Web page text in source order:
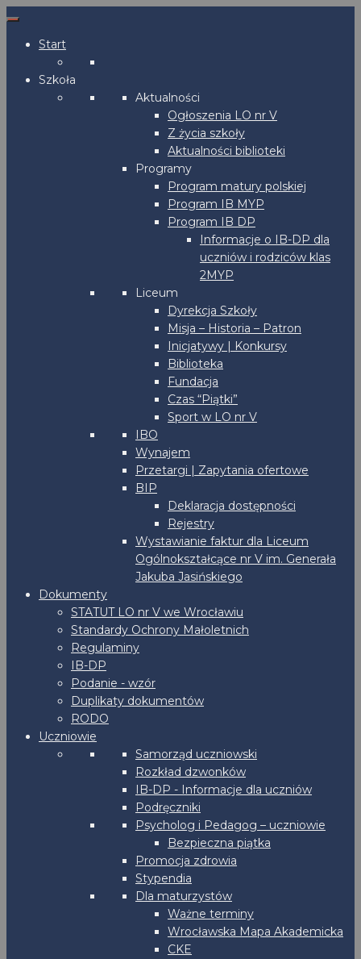
Start
Szkoła
Aktualności
Ogłoszenia LO nr V
Z życia szkoły
Aktualności biblioteki
Programy
Program matury polskiej
Program IB MYP
Program IB DP
Informacje o IB-DP dla
uczniów i rodziców klas
2MYP
Liceum
Dyrekcja Szkoły
Misja – Historia – Patron
Inicjatywy | Konkursy
Biblioteka
Fundacja
Czas “Piątki”
Sport w LO nr V
IBO
Wynajem
Przetargi | Zapytania ofertowe
BIP
Deklaracja dostępności
Rejestry
Wystawianie faktur dla Liceum
Ogólnokształcące nr V im. Generała
Jakuba Jasińskiego
Dokumenty
STATUT LO nr V we Wrocławiu
Standardy Ochrony Małoletnich
Regulaminy
IB-DP
Podanie - wzór
Duplikaty dokumentów
RODO
Uczniowie
Samorząd uczniowski
Rozkład dzwonków
IB-DP - Informacje dla uczniów
Podręczniki
Psycholog i Pedagog – uczniowie
Bezpieczna piątka
Promocja zdrowia
Stypendia
Dla maturzystów
Ważne terminy
Wrocławska Mapa Akademicka
CKE